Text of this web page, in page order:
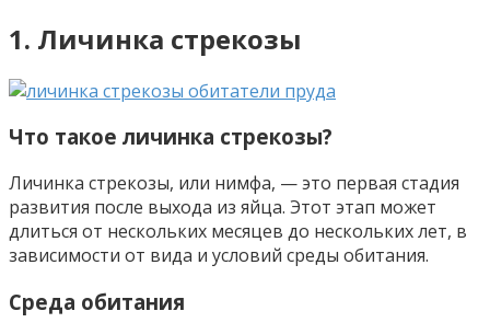
1. Личинка стрекозы
Что такое личинка стрекозы?
Личинка стрекозы, или нимфа, — это первая стадия
развития после выхода из яйца. Этот этап может
длиться от нескольких месяцев до нескольких лет, в
зависимости от вида и условий среды обитания.
Среда обитания